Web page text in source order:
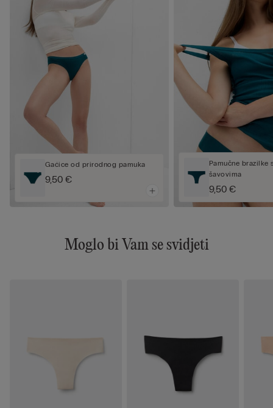
Gaćice od prirodnog pamuka
9,50 €
Pamučne brazilke
šavovima
9,50 €
Moglo bi Vam se svidjeti